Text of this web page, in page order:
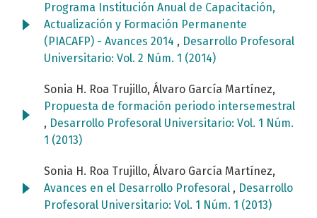
Programa Institución Anual de Capacitación,
Actualización y Formación Permanente
(PIACAFP) - Avances 2014 , Desarrollo Profesoral
Universitario: Vol. 2 Núm. 1 (2014)
Sonia H. Roa Trujillo, Álvaro García Martínez,
Propuesta de formación periodo intersemestral
, Desarrollo Profesoral Universitario: Vol. 1 Núm.
1 (2013)
Sonia H. Roa Trujillo, Álvaro García Martínez,
Avances en el Desarrollo Profesoral , Desarrollo
Profesoral Universitario: Vol. 1 Núm. 1 (2013)